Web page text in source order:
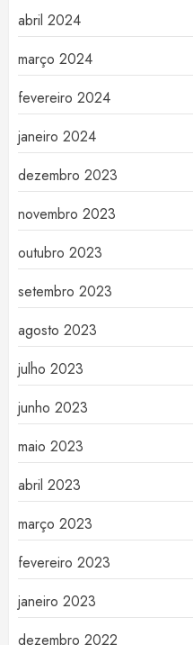
abril 2024
março 2024
fevereiro 2024
janeiro 2024
dezembro 2023
novembro 2023
outubro 2023
setembro 2023
agosto 2023
julho 2023
junho 2023
maio 2023
abril 2023
março 2023
fevereiro 2023
janeiro 2023
dezembro 2022